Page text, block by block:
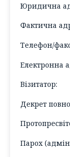
Юридична
Фактична
Телефон/
Електронна
Візитатор:
Декрет
Парох